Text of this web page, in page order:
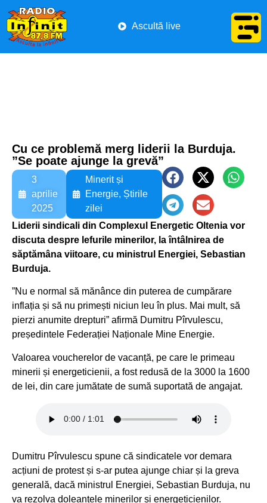
Ascultă live
Cu ce problemă merg liderii la Burduja.
”Se poate ajunge la grevă”
3
aprilie
2025
Minerit și
Energie, Știrile
zilei
Liderii sindicali din Complexul Energetic Oltenia vor
discuta despre lefurile minerilor, la întâlnirea de
săptămâna viitoare, cu ministrul Energiei, Sebastian
Burduja.
”Nu e normal să mănânce din puterea de cumpărare
inflația și să nu primești niciun leu în plus. Mai mult, să
pierzi anumite drepturi” afirmă Dumitru Pîrvulescu,
președintele Federației Naționale Mine Energie.
Valoarea voucherelor de vacanță, pe care le primeau
minerii și energeticienii, a fost redusă de la 3000 la 1600
de lei, din care jumătate de sumă suportată de angajat.
Dumitru Pîrvulescu spune că sindicatele vor demara
acțiuni de protest și s-ar putea ajunge chiar și la greva
generală, dacă ministrul Energiei, Sebastian Burduja, nu
va rezolva doleanțele minerilor și energeticienilor.